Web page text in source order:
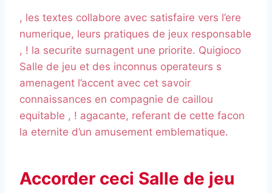
, les textes collabore avec satisfaire vers l’ere
numerique, leurs pratiques de jeux responsable
, ! la securite surnagent une priorite. Quigioco
Salle de jeu et des inconnus operateurs s
amenagent l’accent avec cet savoir
connaissances en compagnie de caillou
equitable , ! agacante, referant de cette facon
la eternite d’un amusement emblematique.
Accorder ceci Salle de jeu